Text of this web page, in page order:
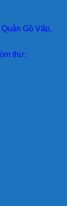
Gò Vấp,
thư: